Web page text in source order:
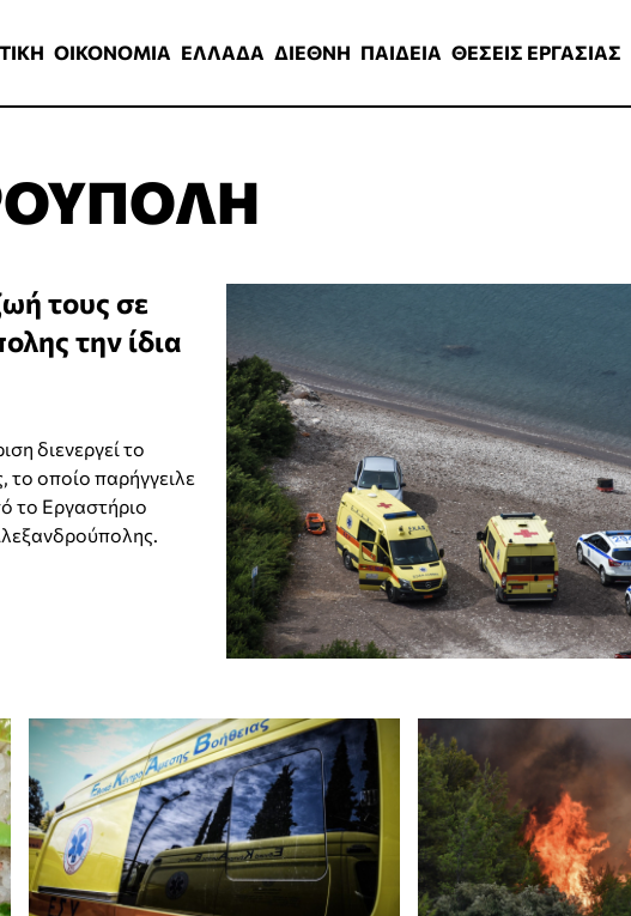
ΟΙΚΟΝΟΜΙΑ ΕΛΛΑΔΑ ΔΙΕΘΝΗ ΠΑΙΔΕΙΑ ΘΕΣΕΙΣ ΕΡΓΑΣΙΑΣ
τους σε
την ίδια
διενεργεί το
το οποίο παρήγγειλε
το Εργαστήριο